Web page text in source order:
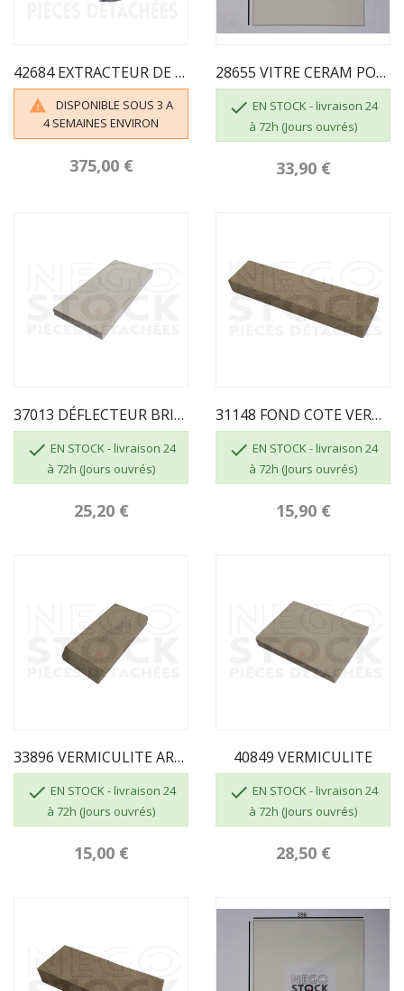
42684 EXTRACTEUR DE FUMÉES SILVER 7

DISPONIBLE SOUS 3 A
4 SEMAINES ENVIRON
375,00 €
28655 VITRE CERAM POUR SUPRA IKARIA LIPARIA
 EN STOCK - livraison 24
à 72h (Jours ouvrés)
33,90 €
37013 DÉFLECTEUR BRIQUE
 EN STOCK - livraison 24
à 72h (Jours ouvrés)
25,20 €
31148 FOND COTE VERMICULITE XELTA
 EN STOCK - livraison 24
à 72h (Jours ouvrés)
15,90 €
33896 VERMICULITE ARRIERE INFERIEUR MILIEU
 EN STOCK - livraison 24
à 72h (Jours ouvrés)
15,00 €
40849 VERMICULITE
 EN STOCK - livraison 24
à 72h (Jours ouvrés)
28,50 €